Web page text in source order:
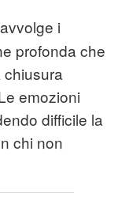
i
profonda che
chiusura
emozioni
difficile la
chi non